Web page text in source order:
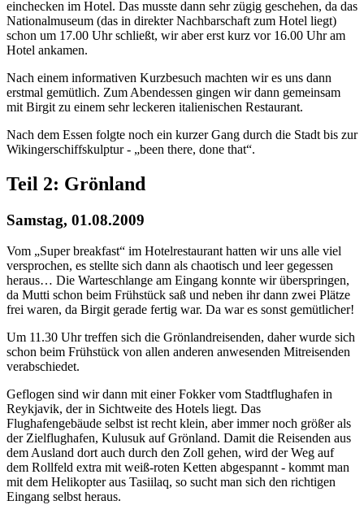
einchecken im Hotel. Das musste dann sehr zügig geschehen, da das
Nationalmuseum (das in direkter Nachbarschaft zum Hotel liegt)
schon um 17.00 Uhr schließt, wir aber erst kurz vor 16.00 Uhr am
Hotel ankamen.
Nach einem informativen Kurzbesuch machten wir es uns dann
erstmal gemütlich. Zum Abendessen gingen wir dann gemeinsam
mit Birgit zu einem sehr leckeren italienischen Restaurant.
Nach dem Essen folgte noch ein kurzer Gang durch die Stadt bis zur
Wikingerschiffskulptur - „been there, done that“.
Teil 2: Grönland
Samstag, 01.08.2009
Vom „Super breakfast“ im Hotelrestaurant hatten wir uns alle viel
versprochen, es stellte sich dann als chaotisch und leer gegessen
heraus… Die Warteschlange am Eingang konnte wir überspringen,
da Mutti schon beim Frühstück saß und neben ihr dann zwei Plätze
frei waren, da Birgit gerade fertig war. Da war es sonst gemütlicher!
Um 11.30 Uhr treffen sich die Grönlandreisenden, daher wurde sich
schon beim Frühstück von allen anderen anwesenden Mitreisenden
verabschiedet.
Geflogen sind wir dann mit einer Fokker vom Stadtflughafen in
Reykjavik, der in Sichtweite des Hotels liegt. Das
Flughafengebäude selbst ist recht klein, aber immer noch größer als
der Zielflughafen, Kulusuk auf Grönland. Damit die Reisenden aus
dem Ausland dort auch durch den Zoll gehen, wird der Weg auf
dem Rollfeld extra mit weiß-roten Ketten abgespannt - kommt man
mit dem Helikopter aus Tasiilaq, so sucht man sich den richtigen
Eingang selbst heraus.